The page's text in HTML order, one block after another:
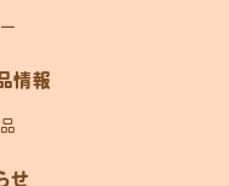
情報
せ